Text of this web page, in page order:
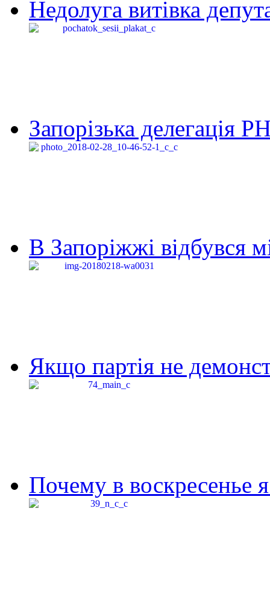
Недолуга витівка
Запорізька делегація
В Запоріжжі відбувся
Якщо партія не
Почему в воскресенье